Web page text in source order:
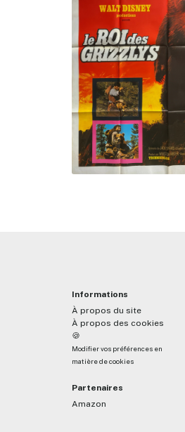
Informations
À propos du site
À propos des cookies
🍪
Modifier vos préférences en
matière de cookies
Partenaires
Amazon